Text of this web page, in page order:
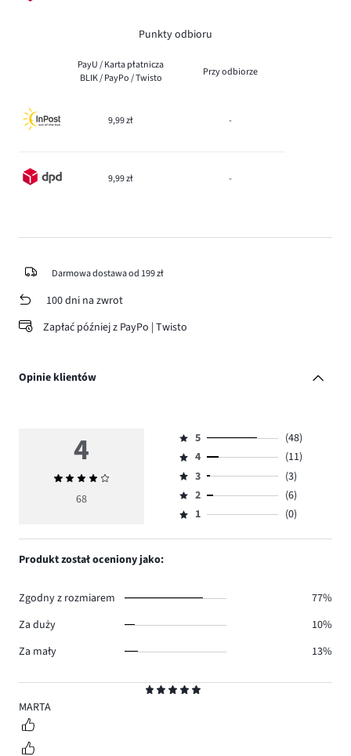
Punkty odbioru
PayU / Karta płatnicza
BLIK / PayPo / Twisto
Przy odbiorze
9,99 zł -
9,99 zł -
Darmowa dostawa od 199 zł
100 dni na zwrot
Zapłać później z PayPo | Twisto
Opinie klientów
5
MARTA
4
Średnia
ocena
68
Ocena
5,
ilość
głosów
48.
5
(48)
Ocena
4,
ilość
głosów
4
(11)
Ocena
3,
ilość
3
(3)
Ocena
2,
2
(6)
Ocena
1,
1 (0)
Produkt został oceniony jako:
Zgodny z rozmiarem
77%
Za duży
10%
Za mały
13%